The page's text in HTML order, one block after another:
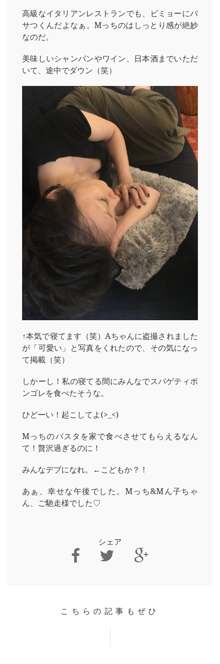
高級なイタリアンレストランでも、ビミョーにパ
サつくんだよなぁ。Mっちのはしっとり感が絶妙
なのだ。
美味しいシャンパンやワイン、日本酒までいただ
いて、途中でダウン（笑）
↑本気で寝てます（笑）Aちゃんに盗撮されました
が「可愛い」と写真をくれたので、その気になっ
て掲載（笑）
しかーし！私の寝てる間にみんなでスパゲティボ
ンゴレを食べたそうな。
ひどーい！起こしてよ(>_<)
Mっちのパスタを家で食べさせてもらえるなん
て！贅沢過ぎるのに！
みんなデブになれ。←こどもか？！
あぁ、幸せな午後でした。Mっち&Mん子ちゃ
ん、ご馳走様でした♡
シェア
こちらの記事もぜひ